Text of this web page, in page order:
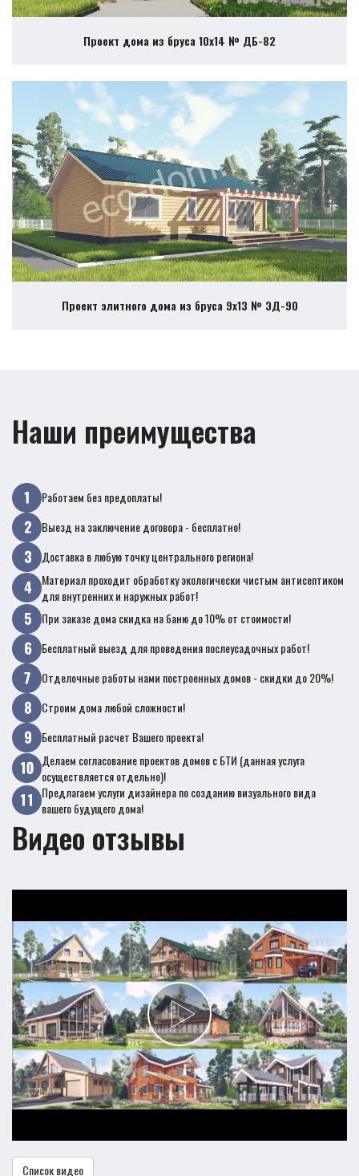
Проект дома из бруса 10х14 № ДБ-82
Проект элитного дома из бруса 9х13 № ЭД-90
Наши преимущества
Работаем без предоплаты!
Выезд на заключение договора - бесплатно!
Доставка в любую точку центрального региона!
Материал проходит обработку экологически чистым антисептиком
для внутренних и наружных работ!
При заказе дома скидка на баню до 10% от стоимости!
Бесплатный выезд для проведения послеусадочных работ!
Отделочные работы нами построенных домов - скидки до 20%!
Строим дома любой сложности!
Бесплатный расчет Вашего проекта!
Делаем согласование проектов домов с БТИ (данная услуга
осуществляется отдельно)!
Предлагаем услуги дизайнера по созданию визуального вида
вашего будущего дома!
Видео отзывы
Список видео